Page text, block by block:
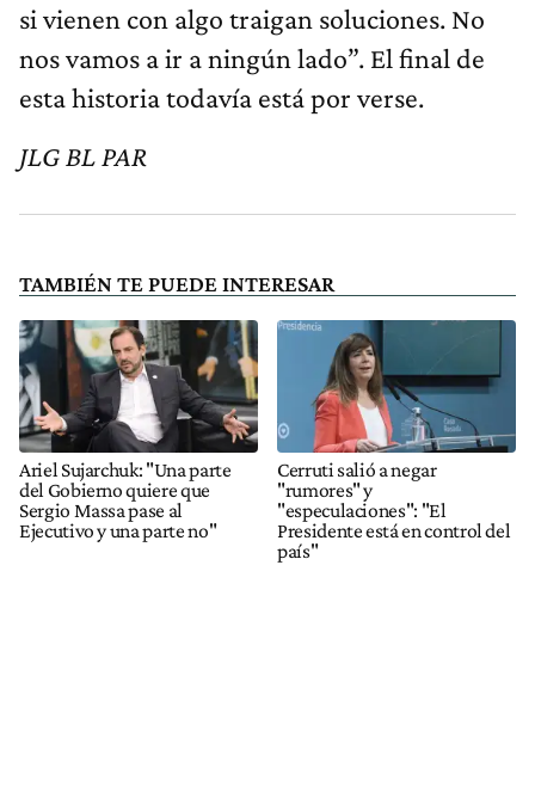
si vienen con algo traigan soluciones. No
nos vamos a ir a ningún lado”. El final de
esta historia todavía está por verse.
JLG BL PAR
TAMBIÉN TE PUEDE INTERESAR
Ariel Sujarchuk: "Una parte
del Gobierno quiere que
Sergio Massa pase al
Ejecutivo y una parte no"
Cerruti salió a negar
"rumores" y
"especulaciones": "El
Presidente está en control del
país"